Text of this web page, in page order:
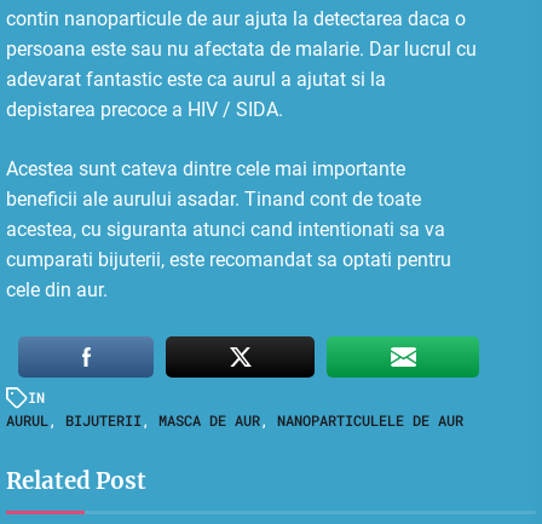
contin nanoparticule de aur ajuta la detectarea daca o
persoana este sau nu afectata de malarie. Dar lucrul cu
adevarat fantastic este ca aurul a ajutat si la
depistarea precoce a HIV / SIDA.
Acestea sunt cateva dintre cele mai importante
beneficii ale aurului asadar. Tinand cont de toate
acestea, cu siguranta atunci cand intentionati sa va
cumparati bijuterii, este recomandat sa optati pentru
cele din aur.
IN
AURUL, BIJUTERII, MASCA DE AUR, NANOPARTICULELE DE AUR
Related Post